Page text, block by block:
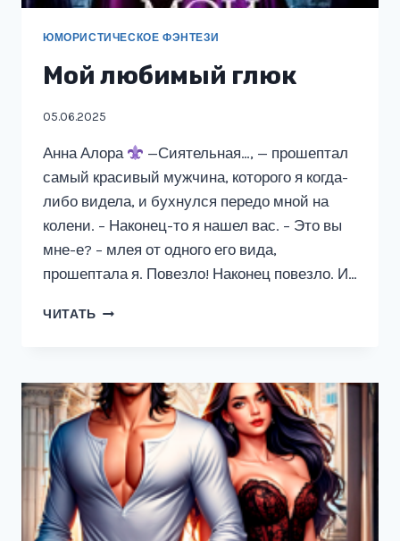
ЮМОРИСТИЧЕСКОЕ ФЭНТЕЗИ
Мой любимый глюк
05.06.2025
Анна Алора
—Сиятельная…, — прошептал
самый красивый мужчина, которого я когда-
либо видела, и бухнулся передо мной на
колени. – Наконец-то я нашел вас. – Это вы
мне-е? – млея от одного его вида,
прошептала я. Повезло! Наконец повезло. И…
ЧИТАТЬ МОЙ